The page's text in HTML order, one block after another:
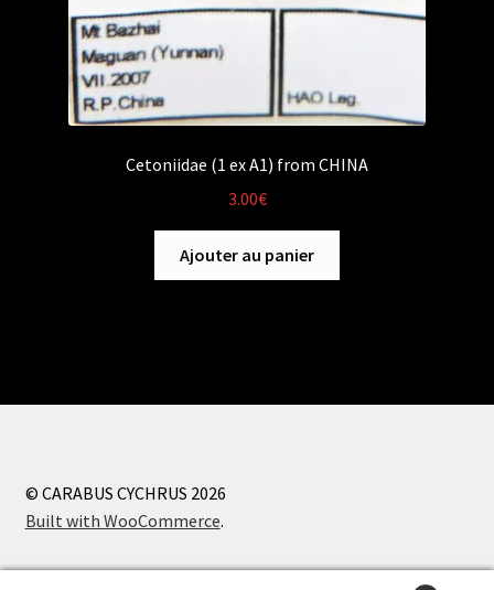
Cetoniidae (1 ex A1) from CHINA
3.00€
Ajouter au panier
© CARABUS CYCHRUS 2026
Built with WooCommerce.